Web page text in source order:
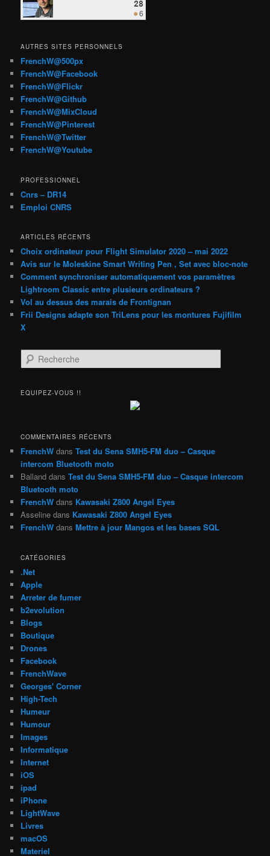
AUTRES SITES PERSONNELS
FrenchW@500px
FrenchW@Facebook
FrenchW@Flickr
FrenchW@Github
FrenchW@MixCloud
FrenchW@Pinterest
FrenchW@Twitter
FrenchW@Youtube
PROFESSIONNEL
Cnrs – DR14
Emploi CNRS
ARTICLES RÉCENTS
Choix ordinateur pour Flight Simulator 2020 – mai 2022
Avis sur le Moleskine Smart Writing Pen , Set avec bloc-note
Comment synchroniser automatiquement vos paramètres
Lightroom Classic entre plusieurs ordinateurs ?
Vol au dessus des marais de Frontignan
Frii Designs adapte son TriLens pour les montures Fujifilm
X
e
h
h
e
EQUIPEZ-VOUS !!
COMMENTAIRES RÉCENTS
FrenchW dansTest du Sena SMH5-FM duo – Casque
intercom Bluetooth moto
Balland dansTest du Sena SMH5-FM duo – Casque intercom
Bluetooth moto
FrenchW dans Kawasaki Z800 Angel Eyes
Asseline dans Kawasaki Z800 Angel Eyes
FrenchW dansMettre à jour Mangos et les bases SQL
CATÉGORIES
.Net
Apple
Arreter de fumer
b2evolution
Blogs
Boutique
Drones
Facebook
FrenchWave
Georges' Corner
High-Tech
Humeur
Humour
Images
Informatique
Internet
iOS
ipad
iPhone
LightWave
Livres
macOS
Materiel